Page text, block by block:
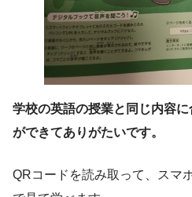
学校の英語の授業と同じ内容
ができてありがたいです。
QRコードを読み取って、スマ